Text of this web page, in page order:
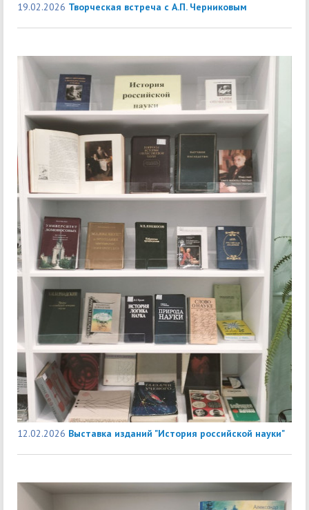
19.02.2026 Творческая встреча с А.П. Черниковым
12.02.2026 Выставка изданий "История российской науки"